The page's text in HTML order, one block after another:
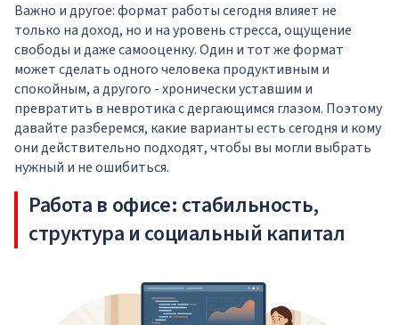
Важно и другое: формат работы сегодня влияет не
только на доход, но и на уровень стресса, ощущение
свободы и даже самооценку. Один и тот же формат
может сделать одного человека продуктивным и
спокойным, а другого - хронически уставшим и
превратить в невротика с дергающимся глазом. Поэтому
давайте разберемся, какие варианты есть сегодня и кому
они действительно подходят, чтобы вы могли выбрать
нужный и не ошибиться.
Работа в офисе: стабильность,
структура и социальный капитал